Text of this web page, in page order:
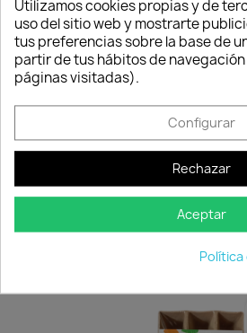
Tabletas De Turba
Disponible
favorite_border
Utilizamos cookies propias y de
uso del sitio web y mostrarte
tus preferencias sobre la base de
partir de tus hábitos de
páginas visitadas).
Configurar
Rechazar
Aceptar